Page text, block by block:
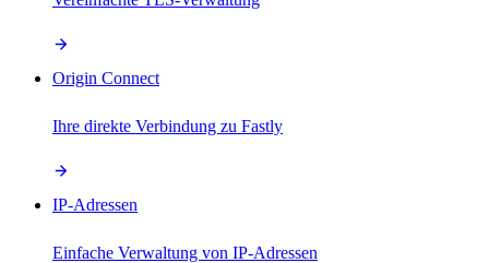
Origin Connect
Ihre direkte Verbindung zu Fastly
IP-Adressen
Einfache Verwaltung von IP-Adressen